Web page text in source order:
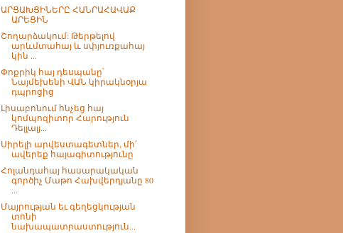
ԱՐՑԱԽՑԻՆԵՐԸ ՀԱՆՐԱՀԱՎԱՔ
ԱՐԵՑԻՆ
Շողարձակում: Թերթելով
արևմտահայ և սփյուռքահայ
կին ...
Փոքրիկ հայ դեսպանը՝
Նայմեխենի ՎԱՆ կիրակնօրյա
դպրոցից
Լիսաբոնում հնչեց հայ
կոմպոզիտոր Հարություն
Դելլալյ...
Սիրելի արվեստագետներ, մի՛
ավերեք հայագիտությունը
Հոլանդահայ հասարակական
գործիչ Մաթո Հախվերդյանը 80
...
Մայրության եւ գեղեցկության
տոնի
նախապատրաստություն...